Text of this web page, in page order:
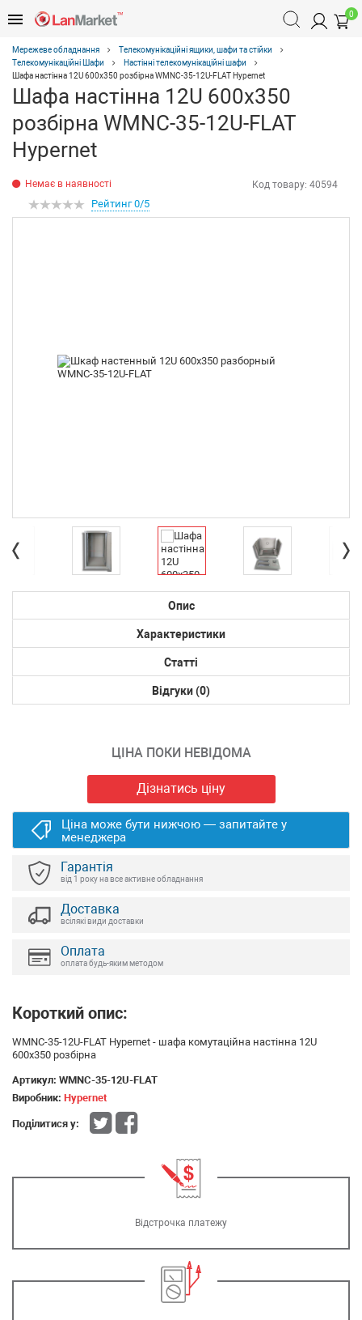
0
Мережеве обладнання
Телекомунікаційні ящики, шафи та стійки
Телекомунікаційні Шафи
Настінні телекомунікаційні шафи
Шафа настінна 12U 600x350 розбірна WMNC-35-12U-FLAT Hypernet
Шафа настінна 12U 600x350
розбірна WMNC-35-12U-FLAT
Hypernet
Немає в наявності Код товару: 40594
Рейтинг 0/5
Опис
Характеристики
Статті
Відгуки (0)
ЦІНА ПОКИ НЕВІДОМА
Дізнатись ціну
Ціна може бути нижчою — запитайте у
менеджера
Гарантія
від 1 року на все активне обладнання
Доставка
всілякі види доставки
Оплата
оплата будь-яким методом
Короткий опис:
WMNC-35-12U-FLAT Hypernet - шафа комутаційна настінна 12U
600x350 розбірна
Артикул: WMNC-35-12U-FLAT
Виробник: Hypernet
Поділитися у:
Відстрочка платежу